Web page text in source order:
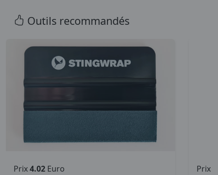
Outils recommandés
Prix4.02 Euro Prix